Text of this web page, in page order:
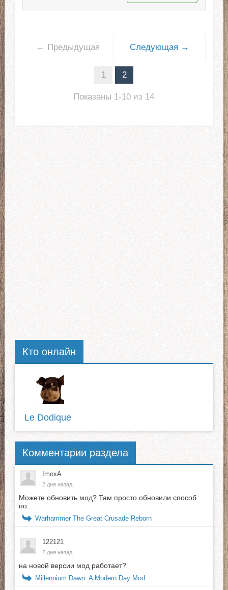
← Предыдущая Следующая →
1 2
Показаны 1-10 из 14
Кто онлайн
Le Dodique
Комментарии раздела
ImoxA
2 дня назад
Можете обновить мод? Там просто обновили способ
по...
Warhammer The Great Crusade Reborn
122121
2 дня назад
на новой версии мод работает?
Millennium Dawn: A Modern Day Mod